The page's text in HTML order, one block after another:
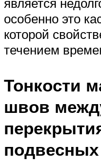
особенно это
которой
течением
Тонкости
швов